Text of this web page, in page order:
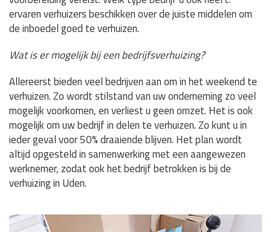
ervaren verhuizers beschikken over de juiste middelen om
de inboedel goed te verhuizen.
Wat is er mogelijk bij een bedrijfsverhuizing?
Allereerst bieden veel bedrijven aan om in het weekend te
verhuizen. Zo wordt stilstand van uw onderneming zo veel
mogelijk voorkomen, en verliest u geen omzet. Het is ook
mogelijk om uw bedrijf in delen te verhuizen. Zo kunt u in
ieder geval voor 50% draaiende blijven. Het plan wordt
altijd opgesteld in samenwerking met een aangewezen
werknemer, zodat ook het bedrijf betrokken is bij de
verhuizing in Uden.